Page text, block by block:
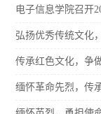
电子信息学院召开